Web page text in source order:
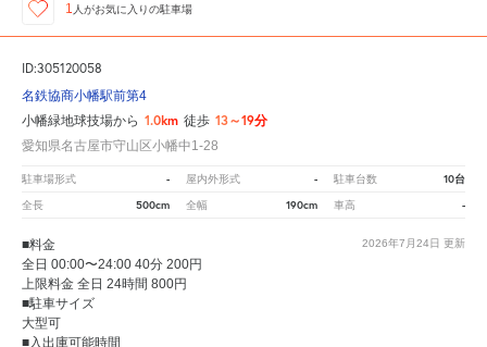
1 人がお気に入りの駐車場
ID:305120058
名鉄協商小幡駅前第4
小幡緑地球技場から 1.0km 徒歩 13～19分
愛知県名古屋市守山区小幡中1-28
駐車場形式 - 屋内外形式 - 駐車台数 10台
全長 500cm 全幅 190cm 車高 -
2026年7月24日 更新
■料金
全日 00:00〜24:00 40分 200円
上限料金 全日 24時間 800円
■駐車サイズ
大型可
■入出庫可能時間